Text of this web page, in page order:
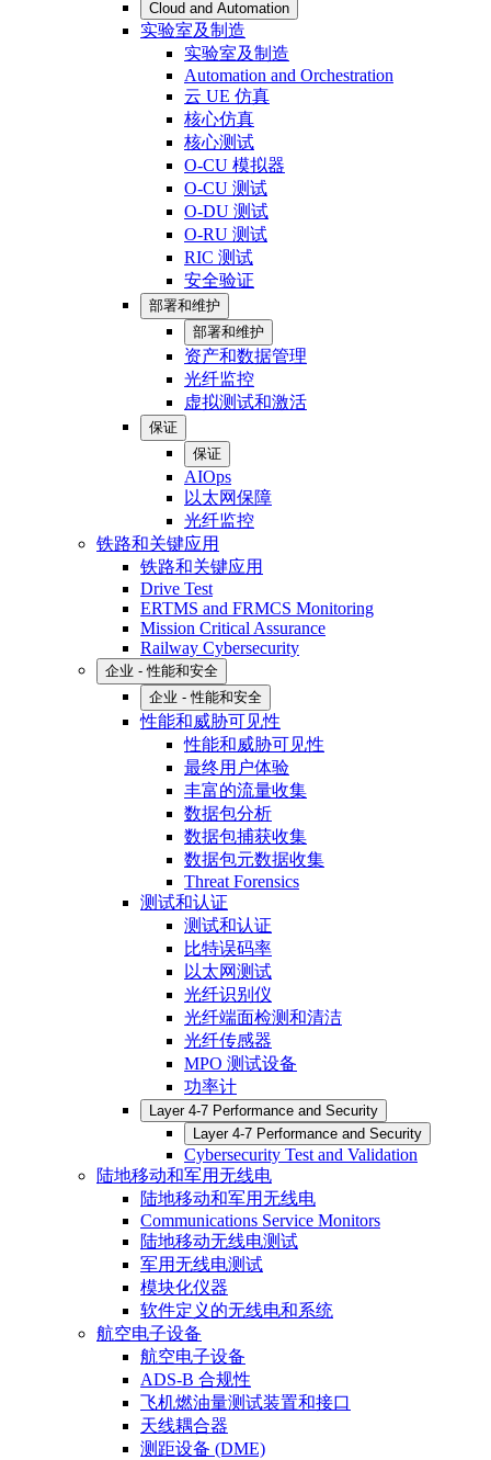
Cloud and Automation
实验室及制造
实验室及制造
Automation and Orchestration
云 UE 仿真
核心仿真
核心测试
O-CU 模拟器
O-CU 测试
O-DU 测试
O-RU 测试
RIC 测试
安全验证
部署和维护
部署和维护
资产和数据管理
光纤监控
虚拟测试和激活
保证
保证
AIOps
以太网保障
光纤监控
铁路和关键应用
铁路和关键应用
Drive Test
ERTMS and FRMCS Monitoring
Mission Critical Assurance
Railway Cybersecurity
企业 - 性能和安全
企业 - 性能和安全
性能和威胁可见性
性能和威胁可见性
最终用户体验
丰富的流量收集
数据包分析
数据包捕获收集
数据包元数据收集
Threat Forensics
测试和认证
测试和认证
比特误码率
以太网测试
光纤识别仪
光纤端面检测和清洁
光纤传感器
MPO 测试设备
功率计
Layer 4-7 Performance and Security
Layer 4-7 Performance and Security
Cybersecurity Test and Validation
陆地移动和军用无线电
陆地移动和军用无线电
Communications Service Monitors
陆地移动无线电测试
军用无线电测试
模块化仪器
软件定义的无线电和系统
航空电子设备
航空电子设备
ADS-B 合规性
飞机燃油量测试装置和接口
天线耦合器
测距设备 (DME)